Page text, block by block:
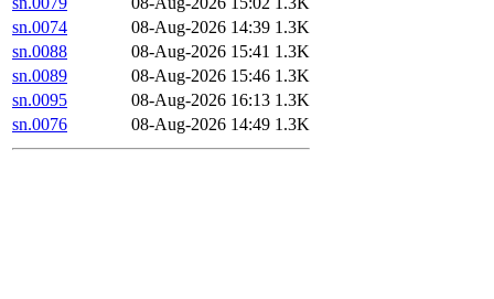
sn.0074
08-Aug-2026 14:39 1.3K
sn.0088
08-Aug-2026 15:41 1.3K
sn.0089
08-Aug-2026 15:46 1.3K
sn.0095
08-Aug-2026 16:13 1.3K
sn.0076
08-Aug-2026 14:49 1.3K